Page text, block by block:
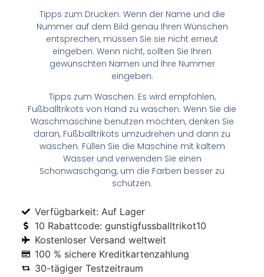
Tipps zum Drucken: Wenn der Name und die
Nummer auf dem Bild genau Ihren Wünschen
entsprechen, müssen Sie sie nicht erneut
eingeben. Wenn nicht, sollten Sie Ihren
gewünschten Namen und Ihre Nummer
eingeben.
Tipps zum Waschen: Es wird empfohlen,
Fußballtrikots von Hand zu waschen. Wenn Sie die
Waschmaschine benutzen möchten, denken Sie
daran, Fußballtrikots umzudrehen und dann zu
waschen. Füllen Sie die Maschine mit kaltem
Wasser und verwenden Sie einen
Schonwaschgang, um die Farben besser zu
schützen.
Verfügbarkeit: Auf Lager
10 Rabattcode: gunstigfussballtrikot10
Kostenloser Versand weltweit
100 % sichere Kreditkartenzahlung
30-tägiger Testzeitraum